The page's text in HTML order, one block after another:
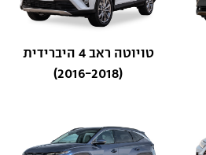
טויוטה ראב 4 היברידית
(2016-2018)